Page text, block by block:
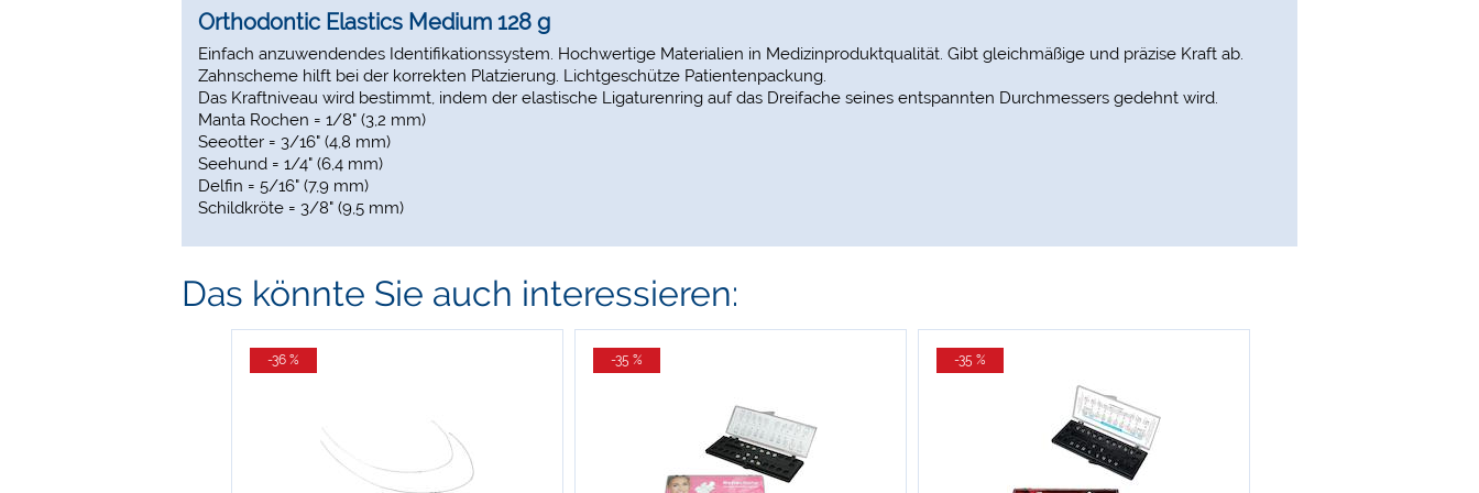
Orthodontic Elastics Medium 128 g
Einfach anzuwendendes Identifikationssystem. Hochwertige Materialien in Medizinproduktqualität. Gibt gleichmäßige und präzise Kraft ab.
Zahnscheme hilft bei der korrekten Platzierung. Lichtgeschütze Patientenpackung.
Das Kraftniveau wird bestimmt, indem der elastische Ligaturenring auf das Dreifache seines entspannten Durchmessers gedehnt wird.
Manta Rochen = 1/8" (3,2 mm)
Seeotter = 3/16" (4,8 mm)
Seehund = 1/4" (6,4 mm)
Delfin = 5/16" (7,9 mm)
Schildkröte = 3/8" (9,5 mm)
Das könnte Sie auch interessieren:
-36 % -35 % -35 %